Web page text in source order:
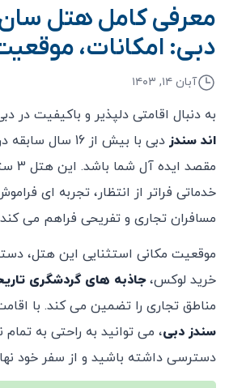
معرفی کامل هتل سان
دبی: امکانات،
آبان ۱۴, ۱۴۰۳
به دنبال اقامتی دلپذیر و باکیفیت در
اند سندز
دبی با بیش از 16
مقصد
خدماتی فراتر از انتظار، تجربه ‌ای
مسافران تجاری و تفریحی فراهم می‌
موقعیت مکانی استثنایی این هتل،
خرید لوکس،جاذبه‌ های گردشگری
مناطق تجاری را تضمین می ‌کند. با
سندز دبی، می ‌توانید به راحتی به
دسترسی داشته باشید و از سفر خود